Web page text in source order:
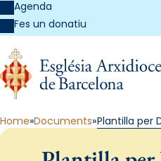
Agenda
Fes un donatiu
Home Documents Plantilla per